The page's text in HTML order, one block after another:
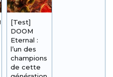
[Test]
DOOM
Eternal :
l’un des
champions
de cette